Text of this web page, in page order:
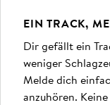
EIN TRACK,
Dir gefällt ein
weniger
Melde dich
anzuhören.